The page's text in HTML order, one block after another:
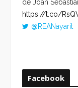
de Joan
https://t.co/
@REANayarit
Facebook